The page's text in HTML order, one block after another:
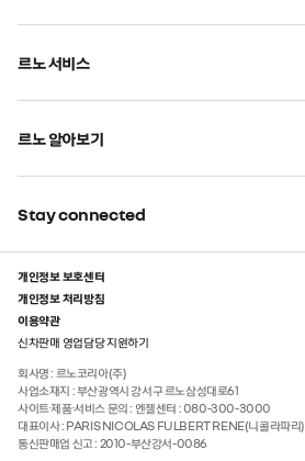
르노 서비스
르노 알아보기
Stay connected
개인정보 보호센터
개인정보 처리방침
이용약관
신차판매 영업담당 지원하기
회사명 : 르노코리아(주)
사업소재지 :부산광역시 강서구 르노삼성대로61
사이트·제품·서비스 문의 : 엔젤센터 : 080-300-3000
대표이사 : PARIS NICOLAS FULBERT RENE(니콜라파리)
통신판매업 신고 : 2010-부산강서-0086